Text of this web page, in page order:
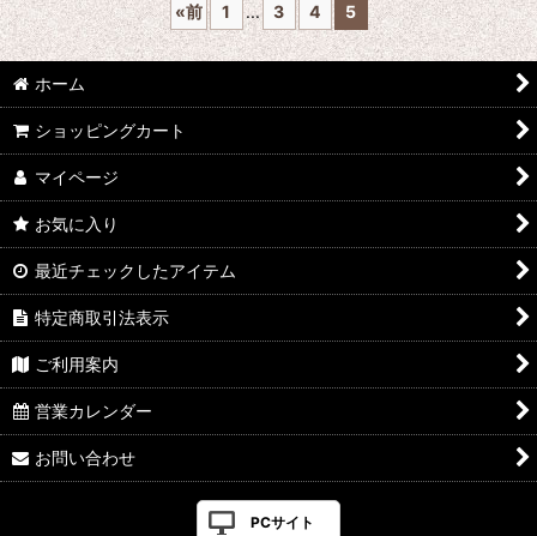
«前 1 ... 3 4 5
ホーム
ショッピングカート
マイページ
お気に入り
最近チェックしたアイテム
特定商取引法表示
ご利用案内
営業カレンダー
お問い合わせ
PCサイト